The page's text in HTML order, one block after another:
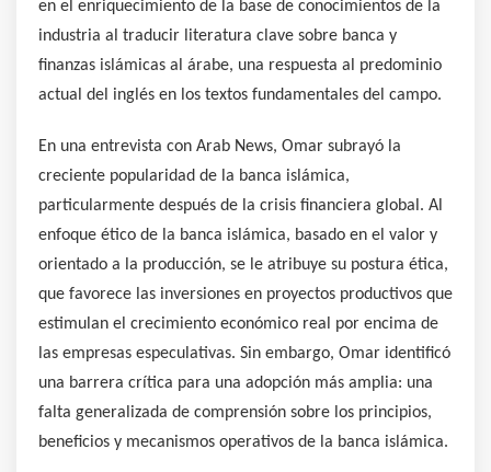
en el enriquecimiento de la base de conocimientos de la
industria al traducir literatura clave sobre banca y
finanzas islámicas al árabe, una respuesta al predominio
actual del inglés en los textos fundamentales del campo.
En una entrevista con Arab News, Omar subrayó la
creciente popularidad de la banca islámica,
particularmente después de la crisis financiera global. Al
enfoque ético de la banca islámica, basado en el valor y
orientado a la producción, se le atribuye su postura ética,
que favorece las inversiones en proyectos productivos que
estimulan el crecimiento económico real por encima de
las empresas especulativas. Sin embargo, Omar identificó
una barrera crítica para una adopción más amplia: una
falta generalizada de comprensión sobre los principios,
beneficios y mecanismos operativos de la banca islámica.